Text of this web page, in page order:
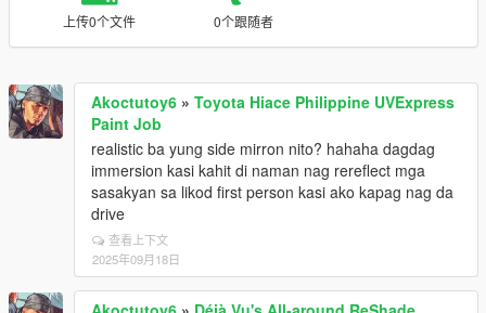
上传0个文件 0个跟随者
Akoctutoy6 » Toyota Hiace Philippine UVExpress
Paint Job
realistic ba yung side mirron nito? hahaha dagdag
immersion kasi kahit di naman nag rereflect mga
sasakyan sa likod first person kasi ako kapag nag da
drive
查看上下文
2025年09月18日